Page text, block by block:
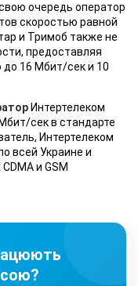
очередь оператор
скоростью равной
и Тримоб также не
предоставляя
до 16 Мбит/сек и 10
Интертелеком
сек в стандарте
Интертелеком
всей Украине и
и GSM